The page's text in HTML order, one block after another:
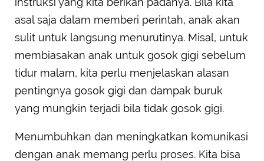
asal saja dalam memberi perintah, anak akan
sulit untuk langsung menurutinya. Misal, untuk
membiasakan anak untuk gosok gigi sebelum
tidur malam, kita perlu menjelaskan alasan
pentingnya gosok gigi dan dampak buruk
yang mungkin terjadi bila tidak gosok gigi.
Menumbuhkan dan meningkatkan komunikasi
dengan anak memang perlu proses. Kita bisa